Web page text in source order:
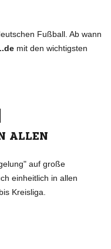
Fußball. Ab wann
mit den wichtigsten
ALLEN
auf große
einheitlich in allen
Kreisliga.